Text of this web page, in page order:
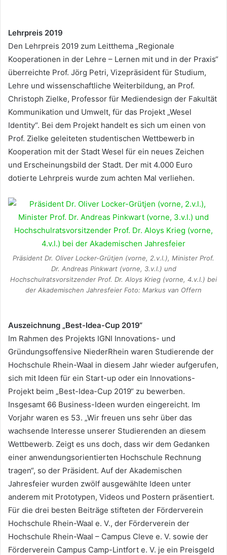
Lehrpreis 2019
Den Lehrpreis 2019 zum Leitthema „Regionale
Kooperationen in der Lehre – Lernen mit und in der Praxis“
überreichte Prof. Jörg Petri, Vizepräsident für Studium,
Lehre und wissenschaftliche Weiterbildung, an Prof.
Christoph Zielke, Professor für Mediendesign der Fakultät
Kommunikation und Umwelt, für das Projekt „Wesel
Identity“. Bei dem Projekt handelt es sich um einen von
Prof. Zielke geleiteten studentischen Wettbewerb in
Kooperation mit der Stadt Wesel für ein neues Zeichen
und Erscheinungsbild der Stadt. Der mit 4.000 Euro
dotierte Lehrpreis wurde zum achten Mal verliehen.
Präsident Dr. Oliver Locker-Grütjen (vorne, 2.v.l.), Minister Prof.
Dr. Andreas Pinkwart (vorne, 3.v.l.) und
Hochschulratsvorsitzender Prof. Dr. Aloys Krieg (vorne, 4.v.l.) bei
der Akademischen Jahresfeier Foto: Markus van Offern
Auszeichnung „Best-Idea-Cup 2019“
Im Rahmen des Projekts IGNI Innovations- und
Gründungsoffensive NiederRhein waren Studierende der
Hochschule Rhein-Waal in diesem Jahr wieder aufgerufen,
sich mit Ideen für ein Start-up oder ein Innovations-
Projekt beim „Best-Idea-Cup 2019“ zu bewerben.
Insgesamt 66 Business-Ideen wurden eingereicht. Im
Vorjahr waren es 53. „Wir freuen uns sehr über das
wachsende Interesse unserer Studierenden an diesem
Wettbewerb. Zeigt es uns doch, dass wir dem Gedanken
einer anwendungsorientierten Hochschule Rechnung
tragen“, so der Präsident. Auf der Akademischen
Jahresfeier wurden zwölf ausgewählte Ideen unter
anderem mit Prototypen, Videos und Postern präsentiert.
Für die drei besten Beiträge stifteten der Förderverein
Hochschule Rhein-Waal e. V., der Förderverein der
Hochschule Rhein-Waal – Campus Cleve e. V. sowie der
Förderverein Campus Camp-Lintfort e. V. je ein Preisgeld